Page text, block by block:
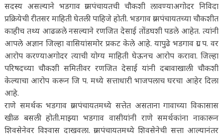
सदस्य असल्याने भडगाव ग्रामपंचायतची चौकशी लावण्याअगोदर निविदा
प्रक्रियेची रीतसर माहिती घेतली पाहिजे होती. भडगाव ग्रामपंचायतच्या चौकशीत
काहीच तथ्य आढळले नसल्याने रणजित देसाई तोंडघशी पडले आहेत. त्यांनी
आपले अज्ञान जिल्हा वासियांसमोर प्रकट केले आहे. यापुढे भडगाव ग्रा. प. वर
आरोप करण्याअगोदर त्याची योग्य माहिती घेऊनच आरोप करावा. जिल्हा
परिषदच्या चौकशी समितीवर रणजित देसाई यांनी दबावाखाली चौकशी
केल्याचा आरोप करून जि प. मध्ये सत्ताधारी भाजपलाच घरचा आहेर दिला
आहे.
राणे समर्थक भडगाव ग्रामपंचायतमध्ये सत्तेत असताना गावाच्या विकासास
खीळ बसली होती.माझ्या भडगाव वासीयांनी राणे समर्थकांना नाकारून
शिवसेनेवर विश्वास दाखवला. ग्रामपंचायतमध्ये शिवसेनेची सत्ता आल्यानंतर